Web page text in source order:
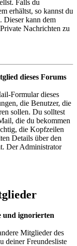
Falls du
erhältst, so kannst du
Dieser kann dem
Nachrichten zu
dieses Forums
Formular dieses
die Benutzer, die
sollen. Du solltest
die du bekommen
die Kopfzeilen
Details über den
Der Administrator
und ignorierten
Mitglieder des
deiner Freundesliste